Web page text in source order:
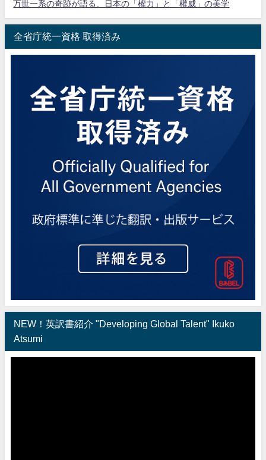
万世一系の奇跡が語る、日本の「權力」と「權威」の美学
全省庁統一資格 取得済み
NEW！英訳書紹介 "Developing Global Talent" Ikuko
Atsumi